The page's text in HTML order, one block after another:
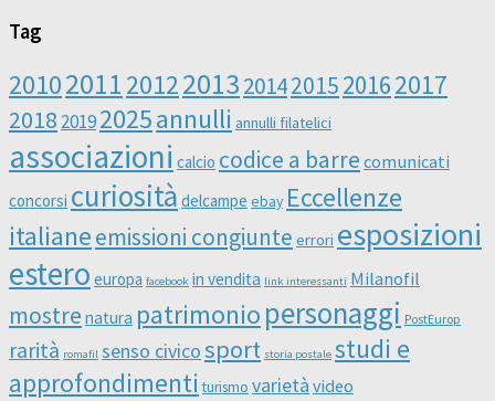
Tag
20102011201220132014201520162017
2018 20192025annulli annulli filatelici
associazioni calcio codice a barre comunicati
concorsi curiosità delcampe ebay Eccellenze
italianeemissioni congiunte errori esposizioni
estero europa facebook in vendita link interessanti Milanofil
mostre natura patrimonio personaggi PostEurop
rarità romafil senso civicosport storia postale studi e
approfondimenti turismo varietà video